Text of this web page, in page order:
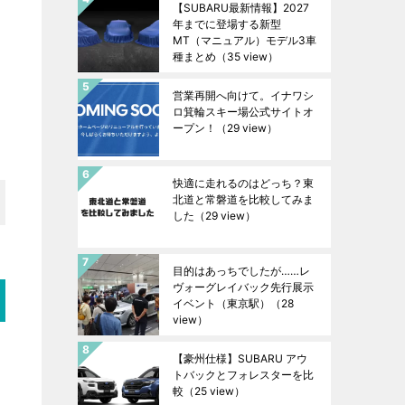
【SUBARU最新情報】2027
年までに登場する新型
MT（マニュアル）モデル3車
種まとめ （35 view）
営業再開へ向けて。イナワシ
ロ箕輪スキー場公式サイトオ
ープン！
（29 view）
快適に走れるのはどっち？東
北道と常磐道を比較してみま
した （29 view）
目的はあっちでしたが……レ
ヴォーグレイバック先行展示
イベント（東京駅）
（28
view）
【豪州仕様】SUBARU アウ
トバックとフォレスターを比
較 （25 view）